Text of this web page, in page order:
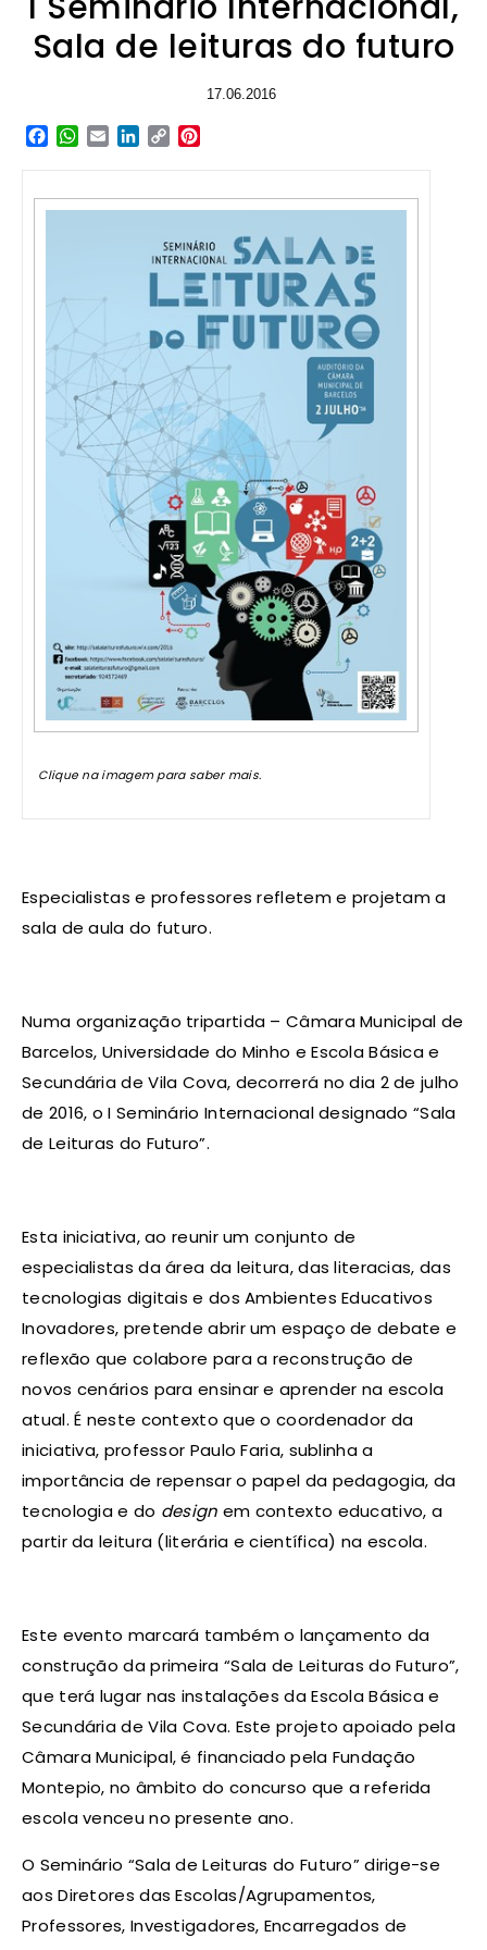
Sala de leituras do futuro
17.06.2016
Facebook
WhatsApp
EmailLinkedIn
Copy
Clique na imagem para saber mais.
Especialistas e professores refletem e projetam a
sala de aula do futuro.
Numa organização tripartida – Câmara Municipal de
Barcelos, Universidade do Minho e Escola Básica e
Secundária de Vila Cova, decorrerá no dia 2 de julho
de 2016, o I Seminário Internacional designado “Sala
de Leituras do Futuro”.
Esta iniciativa, ao reunir um conjunto de
especialistas da área da leitura, das literacias, das
tecnologias digitais e dos Ambientes Educativos
Inovadores, pretende abrir um espaço de debate e
reflexão que colabore para a reconstrução de
novos cenários para ensinar e aprender na escola
atual. É neste contexto que o coordenador da
iniciativa, professor Paulo Faria, sublinha a
importância de repensar o papel da pedagogia, da
tecnologia e do design em contexto educativo, a
partir da leitura (literária e científica) na escola.
Este evento marcará também o lançamento da
construção da primeira “Sala de Leituras do Futuro”,
que terá lugar nas instalações da Escola Básica e
Secundária de Vila Cova. Este projeto apoiado pela
Câmara Municipal, é financiado pela Fundação
Montepio, no âmbito do concurso que a referida
escola venceu no presente ano.
O Seminário “Sala de Leituras do Futuro” dirige-se
aos Diretores das Escolas/Agrupamentos,
Professores, Investigadores, Encarregados de